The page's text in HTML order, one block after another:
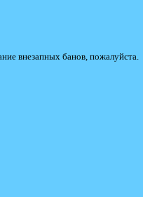
внезапных банов, пожалуйста.